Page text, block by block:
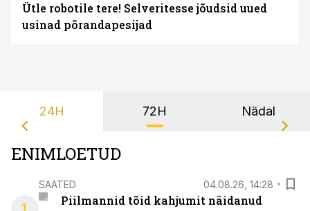
Ütle robotile tere! Selveritesse jõudsid uued
usinad põrandapesijad
24H 72H Nädal
ENIMLOETUD
SAATED 04.08.26, 14:28
Piilmannid tõid kahjumit näidanud